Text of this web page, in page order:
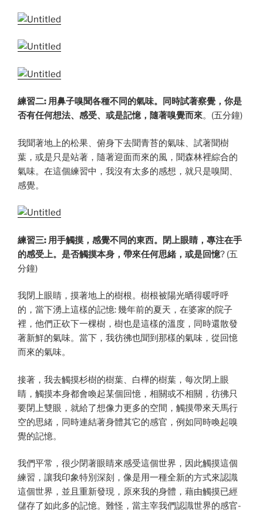
練習二: 用鼻子嗅聞各種不同的氣味。同時試著察覺，你是
否有任何想法、感受、或是記憶，隨著嗅覺而來。(五分鐘)
我聞著地上的松果、俯身下去聞青苔的氣味、試著聞樹
葉，或是只是站著，隨著迎面而來的風，聞森林裡綜合的
氣味。在這個練習中，我沒有太多的感想，就只是嗅聞、
感覺。
練習三: 用手觸摸，感覺不同的東西。閉上眼睛，專注在手
的感受上。是否觸摸本身，帶來任何思緒，或是回憶? (五
分鐘)
我閉上眼睛，摸著地上的樹根。樹根被陽光晒得暖呼呼
的，當下湧上這樣的記憶: 幾年前的夏天，在婆家的院子
裡，他們正砍下一棵樹，樹也是這樣的溫度，同時還散發
著新鮮的氣味。當下，我彷彿也聞到那樣的氣味，從回憶
而來的氣味。
接著，我去觸摸杉樹的樹葉、白樺的樹葉，每次閉上眼
睛，觸摸本身都會喚起某個回憶，相關或不相關，彷彿只
要閉上雙眼，就給了想像力更多的空間，觸摸帶來天馬行
空的思緒，同時連結著身體其它的感官，例如同時喚起嗅
覺的記憶。
我們平常，很少閉著眼睛來感受這個世界，因此觸摸這個
練習，讓我印象特別深刻，像是用一種全新的方式來認識
這個世界，並且重新發現，原來我的身體，藉由觸摸已經
儲存了如此多的記憶。難怪，當主宰我們認識世界的感官-